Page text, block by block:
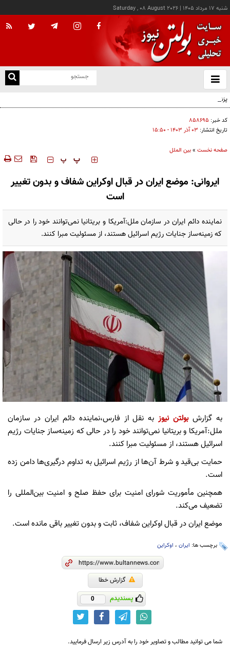
شنبه ۱۷ مرداد ۱۴۰۵ |
Saturday , 08 August 2026
باز
و
پزشکیان: خدمت بی‌منت و مشارکت مردمی، پایه حل مشکلات کشور است
کد خبر: ۸۵۸۶۹۵
تاریخ انتشار: ۰۳ آذر ۱۴۰۳ - ۱۵:۵۰
صفحه نخست »بین الملل
‍‍‍ پ پ
ایروانی: موضع ایران در قبال اوکراین شفاف و بدون تغییر
است
نماینده دائم ایران در سازمان ملل:آمریکا و بریتانیا نمی‌توانند خود را در حالی
که زمینه‌ساز جنایات رژیم اسرائیل هستند، از مسئولیت مبرا کنند.
به گزارش بولتن نیوزبه نقل از فارس،نماینده دائم ایران در سازمان
ملل:آمریکا و بریتانیا نمی‌توانند خود را در حالی که زمینه‌ساز جنایات رژیم
اسرائیل هستند، از مسئولیت مبرا کنند.
حمایت بی‌قید و شرط آن‌ها از رژیم اسرائیل به تداوم درگیری‌ها دامن زده
است.
همچنین مأموریت شورای امنیت برای حفظ صلح و امنیت بین‌المللی را
تضعیف می‌کند.
موضع ایران در قبال اوکراین شفاف، ثابت و بدون تغییر باقی مانده است.
برچسب ها: ایران ، اوکراین
گزارش خطا
پسندیدم 0
شما می توانید مطالب و تصاویر خود را به آدرس زیر ارسال فرمایید.